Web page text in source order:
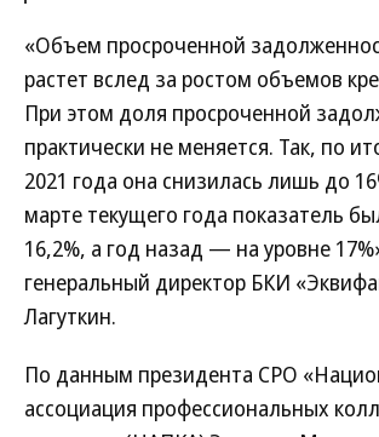
«Объем просроченной
растет вслед за ростом объемов
При этом доля просроченной
практически не меняется. Так, по
2021 года она снизилась лишь до
марте текущего года показатель
16,2%, а год назад — на уровне
генеральный директор БКИ
Лагуткин.
По данным президента СРО
ассоциация профессиональных